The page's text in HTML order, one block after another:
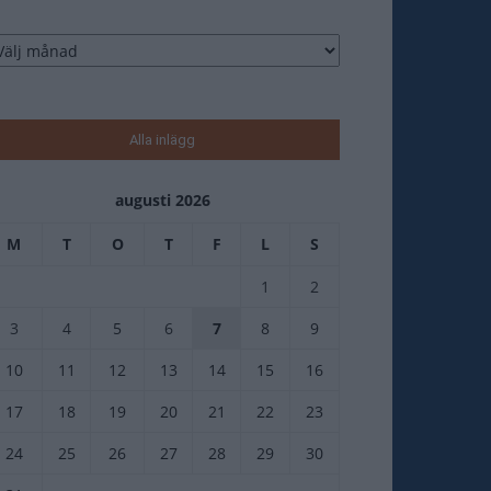
Alla inlägg
augusti 2026
M T O T F L S
1
2
3
4 5 6 7 8
9
10
11 12 13 14 15
16
17
18 19 20 21 22
23
24
25 26 27 28 29
30